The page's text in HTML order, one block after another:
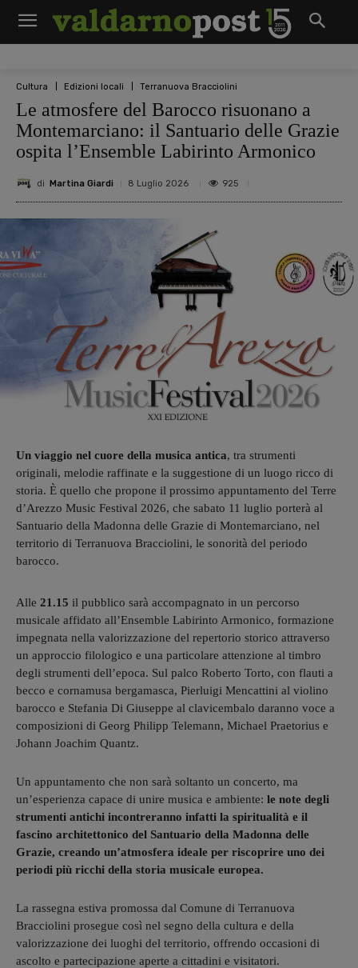
Cultura Edizioni locali Terranuova Bracciolini
Le atmosfere del Barocco risuonano a
Montemarciano: il Santuario delle Grazie
ospita l’Ensemble Labirinto Armonico
di Martina Giardi 8 Luglio 2026 925
Un viaggio nel cuore della musica antica, tra strumenti
originali, melodie raffinate e la suggestione di un luogo ricco di
storia. È quello che propone il prossimo appuntamento del Terre
d’Arezzo Music Festival 2026, che sabato 11 luglio porterà al
Santuario della Madonna delle Grazie di Montemarciano, nel
territorio di Terranuova Bracciolini, le sonorità del periodo
barocco.
Alle 21.15 il pubblico sarà accompagnato in un percorso
musicale affidato all’Ensemble Labirinto Armonico, formazione
impegnata nella valorizzazione del repertorio storico attraverso
un approccio filologico e una particolare attenzione al timbro
degli strumenti dell’epoca. Sul palco Roberto Torto, con flauti a
becco e cornamusa bergamasca, Pierluigi Mencattini al violino
barocco e Stefania Di Giuseppe al clavicembalo daranno voce a
composizioni di Georg Philipp Telemann, Michael Praetorius e
Johann Joachim Quantz.
Un appuntamento che non sarà soltanto un concerto, ma
un’esperienza capace di unire musica e ambiente: le note degli
strumenti antichi incontreranno infatti la spiritualità e il
fascino architettonico del Santuario della Madonna delle
Grazie, creando un’atmosfera ideale per riscoprire uno dei
periodi più ricchi della storia musicale europea.
La rassegna estiva promossa dal Comune di Terranuova
Bracciolini prosegue così nel segno della cultura e della
valorizzazione dei luoghi del territorio, offrendo occasioni di
ascolto e partecipazione aperte a cittadini e visitatori.